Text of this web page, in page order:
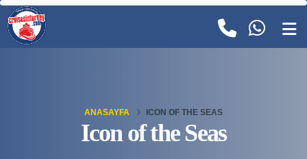
Icon of the Seas
ANASAYFA ICON OF THE SEAS